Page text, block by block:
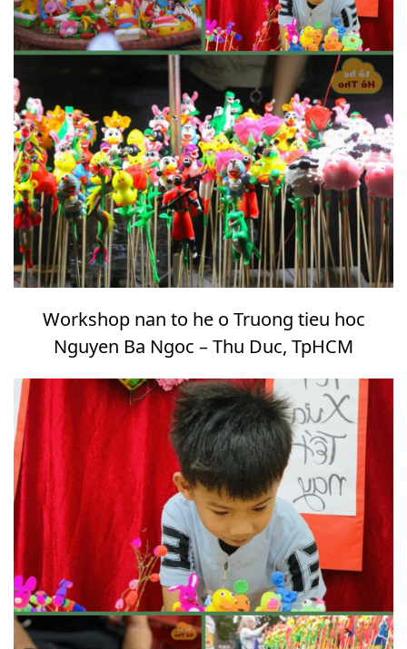
Workshop nan to he o Truong tieu hoc
Nguyen Ba Ngoc – Thu Duc, TpHCM